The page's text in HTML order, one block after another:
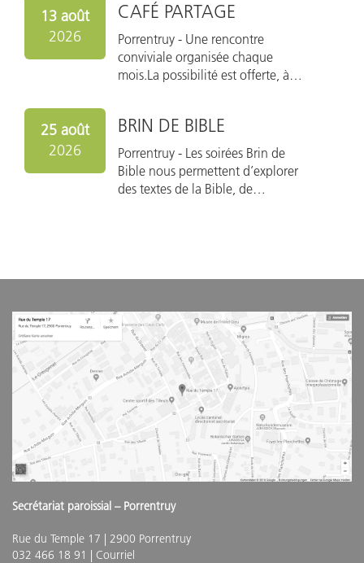
13 août
2026
CAFÉ PARTAGE
Porrentruy - Une rencontre
conviviale organisée chaque
mois.La possibilité est offerte, à…
25 août
2026
BRIN DE BIBLE
Porrentruy - Les soirées Brin de
Bible nous permettent d’explorer
des textes de la Bible, de…
Secrétariat paroissial – Porrentruy
Rue du Temple 17 | 2900 Porrentruy
032 466 18 91 | Courriel